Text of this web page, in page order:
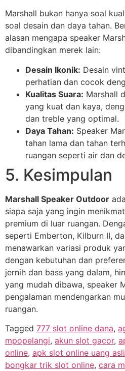
Marshall bukan hanya soal
soal desain dan daya tahan.
alasan mengapa speaker
dibandingkan merek lain:
Desain Ikonik: Desain
perhatian dan cocok
Kualitas Suara: Marshall
yang kuat dan kaya,
dan treble yang optimal.
Daya Tahan: Speaker
tahan lama dan tahan
ruangan seperti air dan
5. Kesimpulan
Marshall Speaker Outdoor
siapa saja yang ingin
premium di luar ruangan.
seperti Emberton, Kilburn II,
menawarkan variasi produk
dengan kebutuhan dan
jernih dan bass yang dalam,
yang mudah dibawa, speaker
pengalaman mendengarkan
ruangan.
Tagged 777 slot online dana,
mpopelangi, akun slot gacor,
online, apk slot online uang asli
bongkar trik slot online, cara